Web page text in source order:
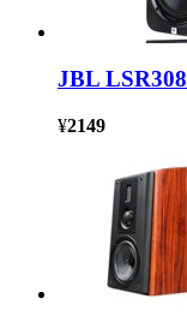
JBL LSR308
¥2149